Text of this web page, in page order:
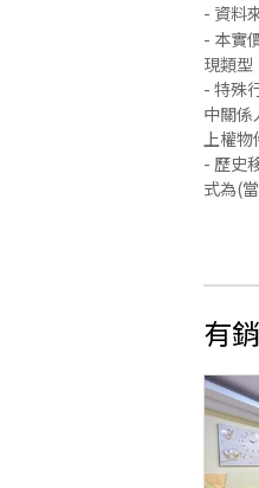
- 資料
- 本實
現類型
- 特殊
中關係
上權物
- 歷史
式為(
有